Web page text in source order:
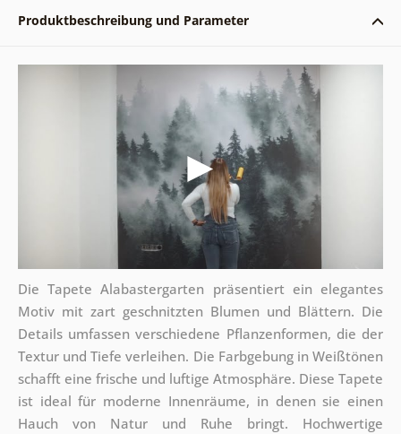
Produktbeschreibung und Parameter
Die Tapete Alabastergarten präsentiert ein elegantes
Motiv mit zart geschnitzten Blumen und Blättern. Die
Details umfassen verschiedene Pflanzenformen, die der
Textur und Tiefe verleihen. Die Farbgebung in Weißtönen
schafft eine frische und luftige Atmosphäre. Diese Tapete
ist ideal für moderne Innenräume, in denen sie einen
Hauch von Natur und Ruhe bringt. Hochwertige